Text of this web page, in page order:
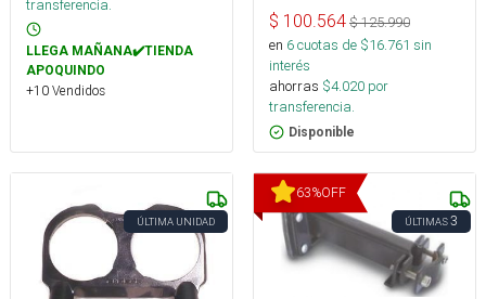
transferencia.
LLEGA MAÑANA✔️TIENDA
APOQUINDO
+10 Vendidos
$ 100.564 $125.990
en 6cuotas de $16.761 sin
interés
ahorras $4.020 por
transferencia.
Disponible
ÚLTIMA UNIDAD
63%OFF
ÚLTIMAS3